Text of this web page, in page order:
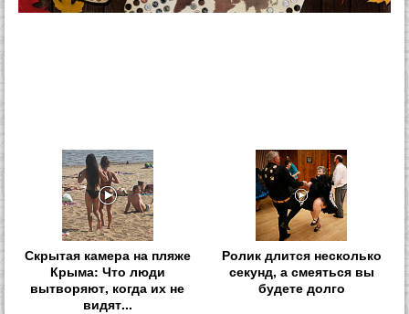
Скрытая камера на пляже
Крыма: Что люди
вытворяют, когда их не
видят...
Ролик длится несколько
секунд, а смеяться вы
будете долго